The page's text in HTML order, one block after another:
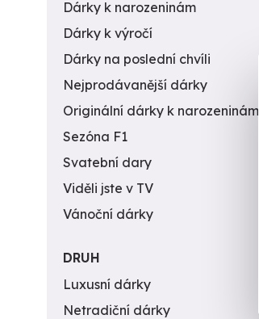
Dárky k narozeninám
Dárky k výročí
Dárky na poslední chvíli
Nejprodávanější dárky
Originální dárky k narozeninám
Sezóna F1
Svatební dary
Viděli jste v TV
Vánoční dárky
DRUH
Luxusní dárky
Netradiční dárky